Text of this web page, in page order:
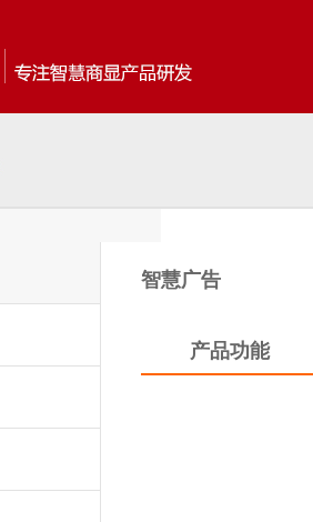
智慧广告
产品功能